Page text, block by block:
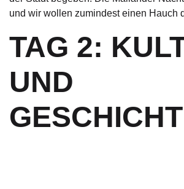
und wir wollen zumindest einen Hauch
TAG 2:
UND